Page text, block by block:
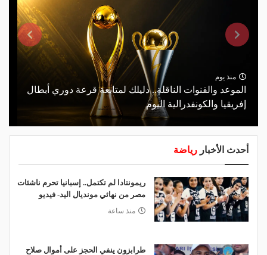
منذ يوم
الموعد والقنوات الناقلة.. دليلك لمتابعة قرعة دوري أبطال
إفريقيا والكونفدرالية اليوم
أحدث الأخبار رياضة
ريمونتادا لم تكتمل.. إسبانيا تحرم ناشئات
مصر من نهائي مونديال اليد- فيديو
منذ ساعة
طرابزون ينفي الحجز على أموال صلاح